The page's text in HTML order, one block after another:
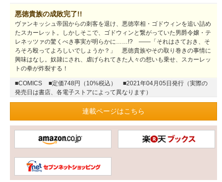
悪徳貴族の成敗完了!!
ヴァンキッシュ帝国からの刺客を退け、悪徳宰相・ゴドウィンを追い詰め
たスカーレット。しかしそこで、ゴドウィンと繋がっていた男爵令嬢・テ
レネッツァの驚くべき事実が明らかに……!? ――「それはさておき、そ
ろそろ殴ってよろしいでしょうか？」 悪徳貴族やその取り巻きの事情に
興味はなし。奴隷にされ、虐げられてきた人々の想いも乗せ、スカーレッ
トの拳が炸裂する！
■COMICS ■定価748円（10%税込）
■2021年04月05日発行（実際の
発売日は書店、各電子ストアによって異なります）
連載ページはこちら